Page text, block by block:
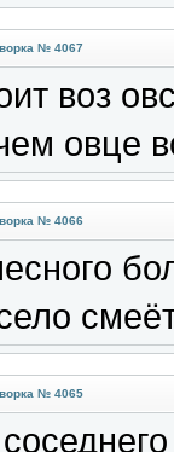
№ 4067
воз
овце
№ 4066
№ 4065